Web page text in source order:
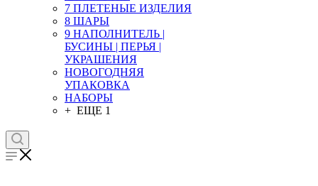
7 ПЛЕТЕНЫЕ ИЗДЕЛИЯ
8 ШАРЫ
9 НАПОЛНИТЕЛЬ |
БУСИНЫ | ПЕРЬЯ |
УКРАШЕНИЯ
НОВОГОДНЯЯ
УПАКОВКА
НАБОРЫ
+ ЕЩЕ 1